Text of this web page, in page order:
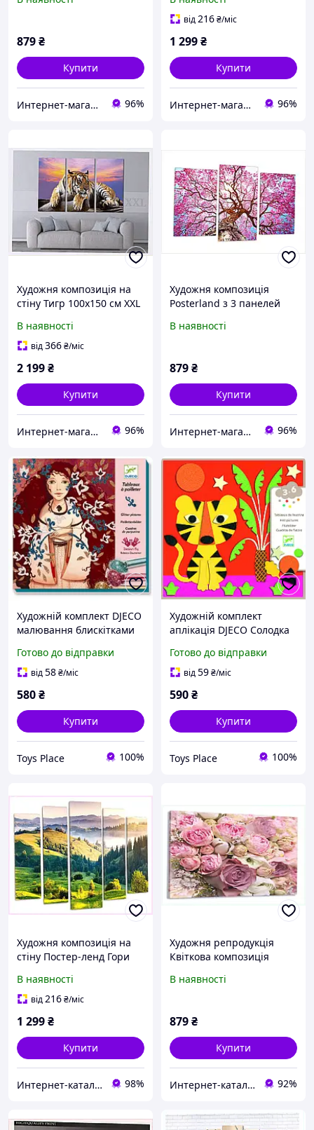
879₴
Купити
Интернет-магазин TVOЁ 96%
65K0B2016
від216₴/міс
1 299₴
Купити
Интернет-магазин TVOЁ 96%
Художня композиція на
стіну Тигр 100х150 см XXL
В наявності
від366₴/міс
2 199₴
Купити
Интернет-магазин TVOЁ 96%
Художня композиція
Posterland з 3 панелей
В наявності
879₴
Купити
Интернет-магазин TVOЁ 96%
Художній комплект DJECO
малювання блискітками
Готово до відправки
від58₴/міс
580₴
Купити
Toys Place 100%
Художній комплект
аплікація DJECO Солодка
Готово до відправки
від59₴/міс
590₴
Купити
Toys Place 100%
Художня композиція на
стіну Постер-ленд Гори
В наявності
від216₴/міс
1 299₴
Купити
Интер​нет-ка​та​лог с​ки​​док "ZAKAZ!K" 98%
Художня репродукція
Квіткова композиція
В наявності
879₴
Купити
Интернет-кат​ал​ог ски​​д​​​​ок "1000" 92%